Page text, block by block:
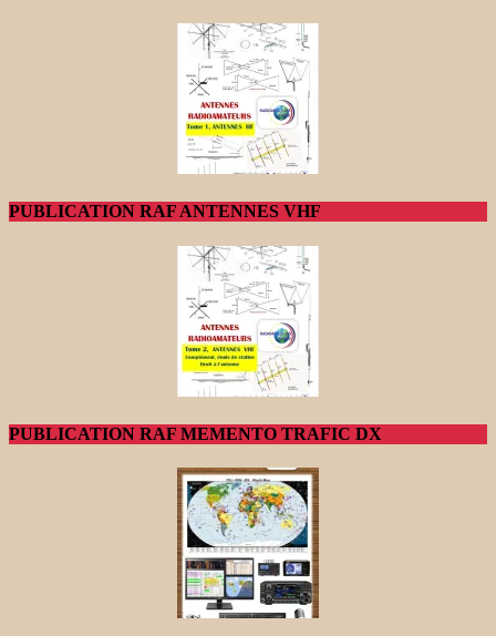
PUBLICATION RAF ANTENNES VHF
PUBLICATION RAF MEMENTO TRAFIC DX